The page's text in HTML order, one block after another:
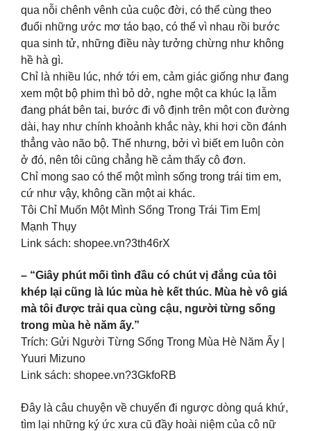
qua nỗi chênh vênh của cuộc đời, có thể cùng theo
đuổi những ước mơ táo bạo, có thể vì nhau rồi bước
qua sinh tử, những điều này tưởng chừng như không
hề hà gì.
Chỉ là nhiều lúc, nhớ tới em, cảm giác giống như đang
xem một bộ phim thì bỏ dở, nghe một ca khúc lạ lẫm
đang phát bên tai, bước đi vô định trên một con đường
dài, hay như chính khoảnh khắc này, khi hơi cồn đánh
thẳng vào não bộ. Thế nhưng, bởi vì biết em luôn còn
ở đó, nên tôi cũng chẳng hề cảm thấy cô đơn.
Chỉ mong sao có thể một mình sống trong trái tim em,
cứ như vậy, không cần một ai khác.
Tôi Chỉ Muốn Một Mình Sống Trong Trái Tim Em|
Mạnh Thụy
Link sách: shopee.vn?3th46rX
– “Giây phút mối tình đầu có chút vị đắng của tôi
khép lại cũng là lúc mùa hè kết thúc. Mùa hè vô giá
mà tôi được trải qua cùng cậu, người từng sống
trong mùa hè năm ấy.”
Trích: Gửi Người Từng Sống Trong Mùa Hè Năm Ấy |
Yuuri Mizuno
Link sách: shopee.vn?3GkfoRB
Đây là câu chuyện về chuyến đi ngược dòng quá khứ,
tìm lại những ký ức xưa cũ đầy hoài niệm của cô nữ